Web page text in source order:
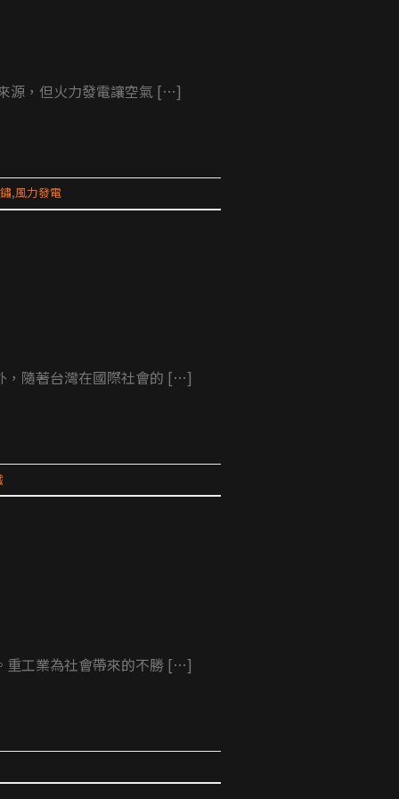
源，但火力發電讓空氣 […]
,風力發電
，隨著台灣在國際社會的 […]
重工業為社會帶來的不勝 […]